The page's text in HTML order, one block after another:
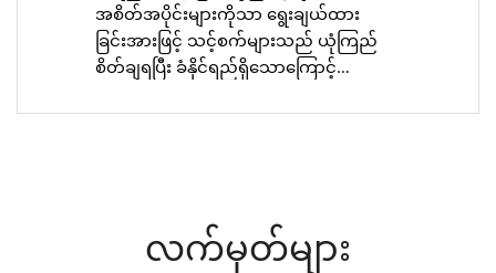
အစိတ်အပိုင်းများကိုသာ ရွေးချယ်ထား
ခြင်းအားဖြင့် သင့်စက်များသည် ယုံကြည်
စိတ်ချရပြီး ခံနိုင်ရည်ရှိသောကြောင့်
အချိန်ကုန်နည်းပြီး ထုတ်လုပ်မှုကို အများ
လက်မှတ်များ